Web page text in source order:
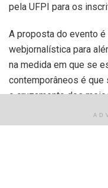
pela UFPI para os
A proposta do evento
webjornalística para
na medida em que se
contemporâneos é
o cruzamento dos
que dominem o
e-book será